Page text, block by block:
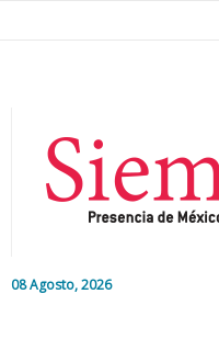
08 Agosto, 2026